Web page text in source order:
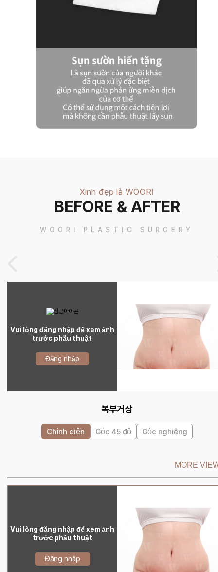
Xinh đẹp là WOORI
BEFORE & AFTER
WOORI PLASTIC SURGERY
Vui lòng đăng nhập để xem ảnh
trước phẫu thuật
Đăng nhập
복부거상
Chính diện Góc 45 độ Góc nghiêng
MORE
Vui lòng đăng nhập để xem ảnh
trước phẫu thuật
Đăng nhập